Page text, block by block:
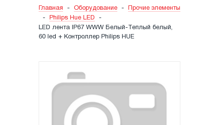
Главная - Оборудование -
Прочие элементы
-
Philips Hue LED
-
LED лента IP67 WWW Белый-Теплый белый,
60 led + Контроллер Philips HUE